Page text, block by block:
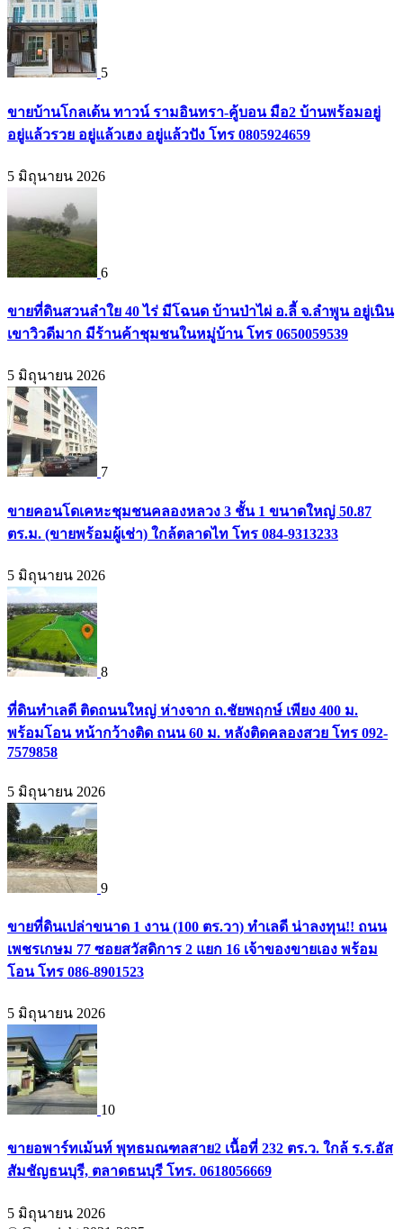
5
ขายบ้านโกลเด้น ทาวน์ รามอินทรา-คู้บอน มือ2 บ้านพร้อมอยู่
อยู่แล้วรวย อยู่แล้วเฮง อยู่แล้วปัง โทร 0805924659
5 มิถุนายน 2026
6
ขายที่ดินสวนลำใย 40 ไร่ มีโฉนด บ้านป่าไผ่ อ.ลี้ จ.ลำพูน อยู่เนิน
เขาวิวดีมาก มีร้านค้าชุมชนในหมู่บ้าน โทร 0650059539
5 มิถุนายน 2026
7
ขายคอนโดเคหะชุมชนคลองหลวง 3 ชั้น 1 ขนาดใหญ่ 50.87
ตร.ม. (ขายพร้อมผู้เช่า) ใกล้ตลาดไท โทร 084-9313233
5 มิถุนายน 2026
8
ที่ดินทำเลดี ติดถนนใหญ่ ห่างจาก ถ.ชัยพฤกษ์ เพียง 400 ม.
พร้อมโอน หน้ากว้างติด ถนน 60 ม. หลังติดคลองสวย โทร 092-
7579858
5 มิถุนายน 2026
9
ขายที่ดินเปล่าขนาด 1 งาน (100 ตร.วา) ทำเลดี น่าลงทุน!! ถนน
เพชรเกษม 77 ซอยสวัสดิการ 2 แยก 16 เจ้าของขายเอง พร้อม
โอน โทร 086-8901523
5 มิถุนายน 2026
10
ขายอพาร์ทเม้นท์ พุทธมณฑลสาย2 เนื้อที่ 232 ตร.ว. ใกล้ ร.ร.อัส
สัมชัญธนบุรี, ตลาดธนบุรี โทร. 0618056669
5 มิถุนายน 2026